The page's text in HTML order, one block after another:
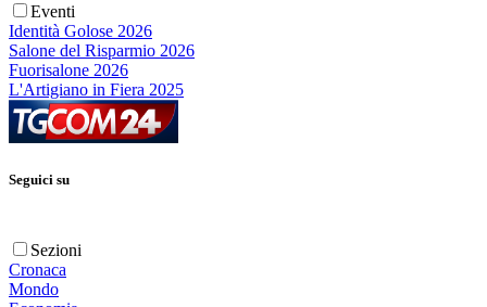
Eventi
Identità Golose 2026
Salone del Risparmio 2026
Fuorisalone 2026
L'Artigiano in Fiera 2025
Seguici su
Sezioni
Cronaca
Mondo